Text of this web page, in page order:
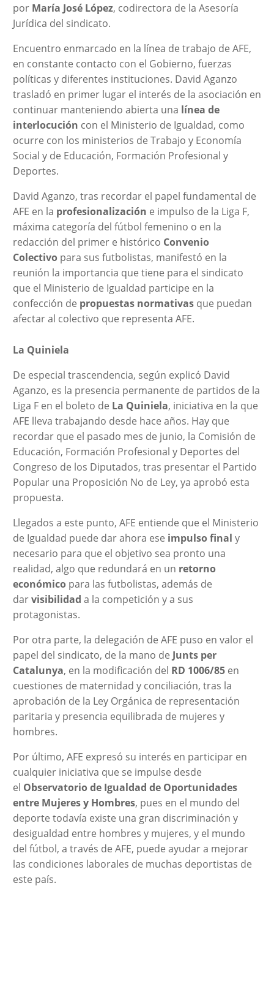
por María José López, codirectora de la Asesoría
Jurídica del sindicato.
Encuentro enmarcado en la línea de trabajo de AFE,
en constante contacto con el Gobierno, fuerzas
políticas y diferentes instituciones. David Aganzo
trasladó en primer lugar el interés de la asociación en
continuar manteniendo abierta una línea de
interlocución con el Ministerio de Igualdad, como
ocurre con los ministerios de Trabajo y Economía
Social y de Educación, Formación Profesional y
Deportes.
David Aganzo, tras recordar el papel fundamental de
AFE en la profesionalización e impulso de la Liga F,
máxima categoría del fútbol femenino o en la
redacción del primer e histórico Convenio
Colectivopara sus futbolistas, manifestó en la
reunión la importancia que tiene para el sindicato
que el Ministerio de Igualdad participe en la
confección de propuestas normativasque puedan
afectar al colectivo que representa AFE.
La Quiniela
De especial trascendencia, según explicó David
Aganzo, es la presencia permanente de partidos de la
Liga F en el boleto de La Quiniela, iniciativa en la que
AFE lleva trabajando desde hace años. Hay que
recordar que el pasado mes de junio, la Comisión de
Educación, Formación Profesional y Deportes del
Congreso de los Diputados, tras presentar el Partido
Popular una Proposición No de Ley, ya aprobó esta
propuesta.
Llegados a este punto, AFE entiende que el Ministerio
de Igualdad puede dar ahora ese impulso final y
necesario para que el objetivo sea pronto una
realidad, algo que redundará en un retorno
económicopara las futbolistas, además de
darvisibilidad a la competición y a sus
protagonistas.
Por otra parte, la delegación de AFE puso en valor el
papel del sindicato, de la mano de Junts per
Catalunya, en la modificación del RD 1006/85en
cuestiones de maternidad y conciliación, tras la
aprobación de la Ley Orgánica de representación
paritaria y presencia equilibrada de mujeres y
hombres.
Por último, AFE expresó su interés en participar en
cualquier iniciativa que se impulse desde
el Observatorio de Igualdad de Oportunidades
entre Mujeres y Hombres, pues en el mundo del
deporte todavía existe una gran discriminación y
desigualdad entre hombres y mujeres, y el mundo
del fútbol, a través de AFE, puede ayudar a mejorar
las condiciones laborales de muchas deportistas de
este país.